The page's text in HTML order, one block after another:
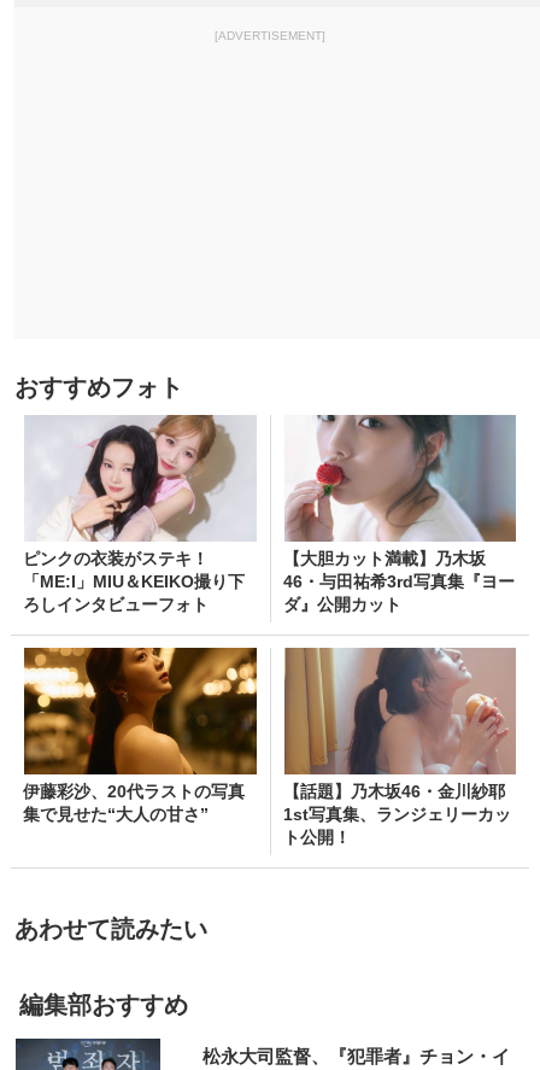
[ADVERTISEMENT]
おすすめフォト
ピンクの衣装がステキ！
「ME:I」MIU＆KEIKO撮り下
ろしインタビューフォト
【大胆カット満載】乃木坂
46・与田祐希3rd写真集『ヨー
ダ』公開カット
伊藤彩沙、20代ラストの写真
集で見せた“大人の甘さ”
【話題】乃木坂46・金川紗耶
1st写真集、ランジェリーカッ
ト公開！
あわせて読みたい
編集部おすすめ
松永大司監督、『犯罪者』チョン・イ